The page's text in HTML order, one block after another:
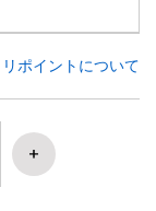
リポイントについて